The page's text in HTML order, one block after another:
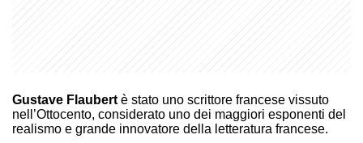
Gustave Flaubert è stato uno scrittore francese vissuto
nell’Ottocento, considerato uno dei maggiori esponenti del
realismo e grande innovatore della letteratura francese.